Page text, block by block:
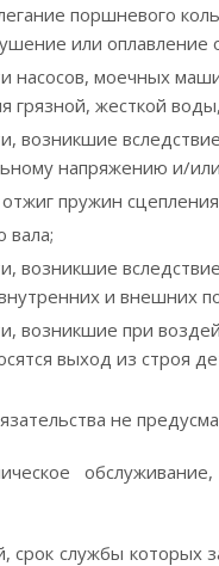
поршневого
или оплавление
насосов, моечных
грязной, жесткой
возникшие
напряжению и/
пружин
вала;
возникшие
и внешних
возникшие при
выход из строя
не
срок службы которых